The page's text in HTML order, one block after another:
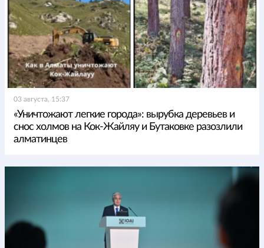
03 августа, 15:37
«Уничтожают легкие города»: вырубка деревьев и
снос холмов на Кок-Жайляу и Бутаковке разозлили
алматинцев